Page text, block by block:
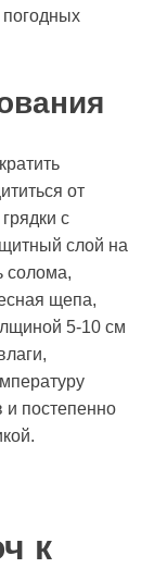
погодных
от
с
слой на
солома,
щепа,
5-10 см
и постепенно
к